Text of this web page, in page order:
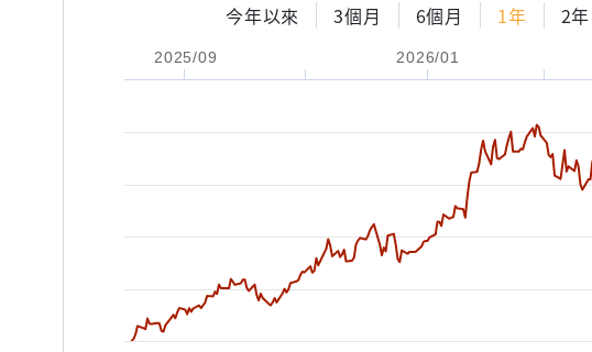
今年以來 3個月 6個月 1年 2年
2025/09 2026/01